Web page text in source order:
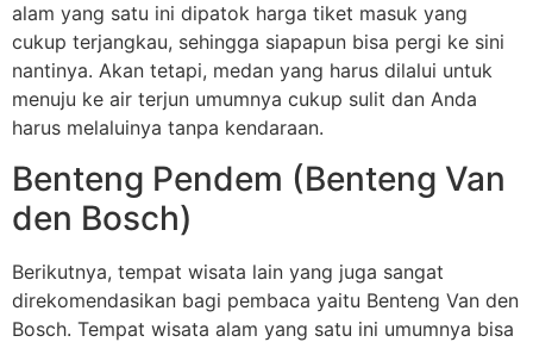
alam yang satu ini dipatok harga tiket masuk yang
cukup terjangkau, sehingga siapapun bisa pergi ke sini
nantinya. Akan tetapi, medan yang harus dilalui untuk
menuju ke air terjun umumnya cukup sulit dan Anda
harus melaluinya tanpa kendaraan.
Benteng Pendem (Benteng Van
den Bosch)
Berikutnya, tempat wisata lain yang juga sangat
direkomendasikan bagi pembaca yaitu Benteng Van den
Bosch. Tempat wisata alam yang satu ini umumnya bisa